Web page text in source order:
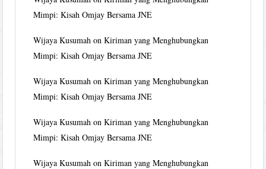
Mimpi: Kisah Omjay Bersama JNE
Wijaya Kusumah onKiriman yang Menghubungkan
Mimpi: Kisah Omjay Bersama JNE
Wijaya Kusumah onKiriman yang Menghubungkan
Mimpi: Kisah Omjay Bersama JNE
Wijaya Kusumah onKiriman yang Menghubungkan
Mimpi: Kisah Omjay Bersama JNE
Wijaya Kusumah onKiriman yang Menghubungkan